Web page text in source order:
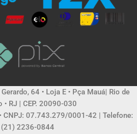
64 • Loja E • Pça Mauá| Rio de
• RJ | CEP. 20090-030
• CNPJ: 07.743.279/0001-42 | Telefone:
(21) 2236-0844